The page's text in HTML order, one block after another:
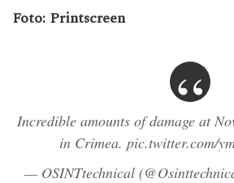
Foto: Printscreen
Incredible amounts of damage at
in Crimea. pic.twitter.com/
— OSINTtechnical